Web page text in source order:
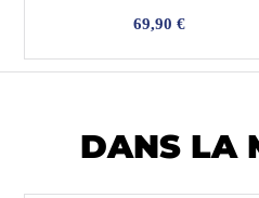
69,90 €
DANS LA